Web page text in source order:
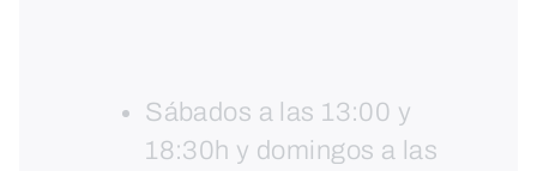
Sábados a las 13:00 y
18:30h y domingos a las